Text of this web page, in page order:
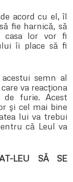
acord cu el, îl
fie harnică, să
casa lor vor fi
îi place să fi
semn al
va reacţiona
de furie. Acest
şi cel mai bine
lui va trebui
că Leul va
LEU SĂ SE